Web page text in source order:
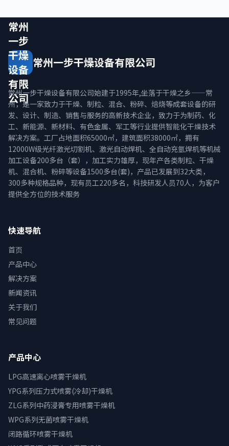
常州
一步
干燥
设备
有限
公司
常州一步干燥设备有限公司
常州一步干燥设备有限公司始建于1995年,坐落于干燥之乡——常
州，是一家致力于干燥、制粒、混合、粉碎、焙烧等成套设备的研
发、设计、制造、销售与服务的高新技术企业，致力于为制药、化
工、新能源、新材料、有色金属、军工等行业提供智能化干燥技术
解决方案。工厂占地面积65000㎡，建筑面积38000㎡，拥有
12000W级光纤激光切割机、激光自动焊机、全自动充氩焊机等机械
加工设备200多台（套），加工实力雄厚，现年产各类制粒、干燥
机、混合机、粉碎等设备1500多台(套)，产品已发展到32大类，
300多种规格品种，现有员工220多名，科技研发人员70人，为客户
提供全方位的技术服务
快速导航
首页
产品中心
解决方案
新闻资讯
关于我们
常见问题
产品中心
LPG高速离心喷雾干燥机
YPG系列压力式喷雾(冷却)干燥机
ZLG系列中药浸膏专用喷雾干燥机
WPG系列无菌喷雾干燥机
闭路循环喷雾干燥机